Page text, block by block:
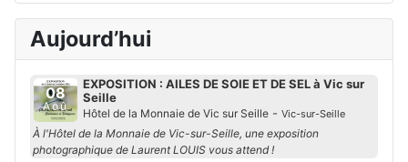
Aujourd’hui
08
Aoû
EXPOSITION : AILES DE SOIE ET DE SEL à Vic sur
Seille
Hôtel de la Monnaie de Vic sur Seille - Vic-sur-Seille
À l'Hôtel de la Monnaie de Vic-sur-Seille, une exposition
photographique de Laurent LOUIS vous attend !